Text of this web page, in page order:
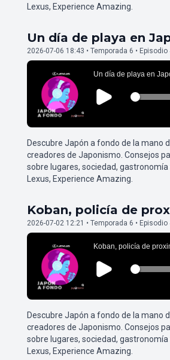
Lexus, Experience Amazing.
Un día de playa en
2026-07-06 18:43 • Temporada 6 • Episodio
Descubre Japón a fondo de la mano
creadores de Japonismo. Consejos
sobre lugares, sociedad,
Lexus, Experience Amazing.
Koban, policía de
2026-07-02 12:21 • Temporada 6 • Episodio
Descubre Japón a fondo de la mano
creadores de Japonismo. Consejos
sobre lugares, sociedad,
Lexus, Experience Amazing.